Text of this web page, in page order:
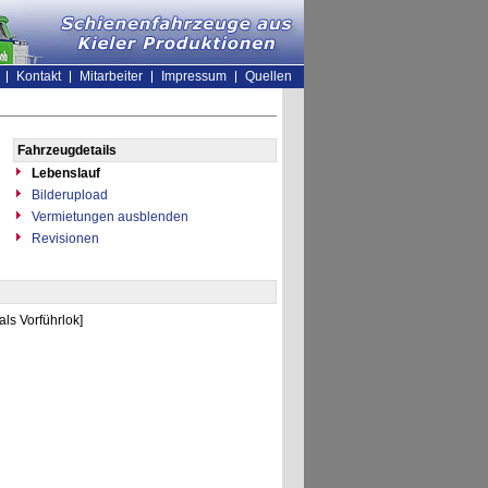
Kontakt Mitarbeiter Impressum Quellen
Fahrzeugdetails
Lebenslauf
Bilderupload
Vermietungen ausblenden
Revisionen
Vorführlok]